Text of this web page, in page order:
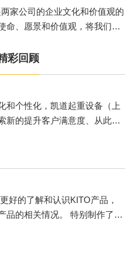
家公司的企业文化和价值观的
命、愿景和价值观，将我们为
彩回顾
和个性化，凯道起重设备（上
新的提升客户满意度、从此赢
情况。 特别制作了